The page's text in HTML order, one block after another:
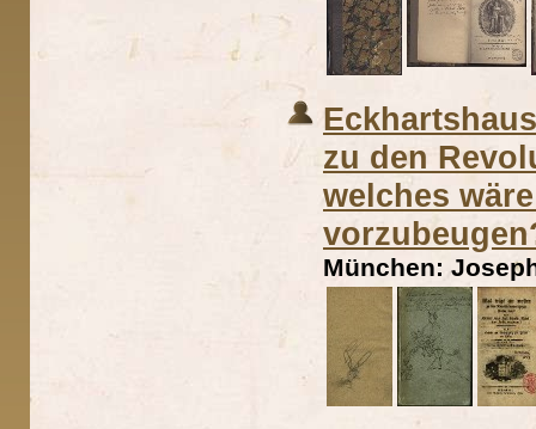
zu den
welches
München: